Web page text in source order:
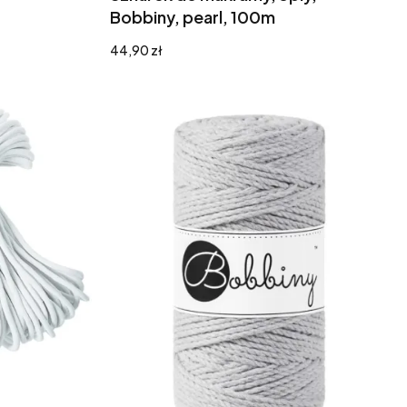
Bobbiny, pearl, 100m
Cena
44,90 zł